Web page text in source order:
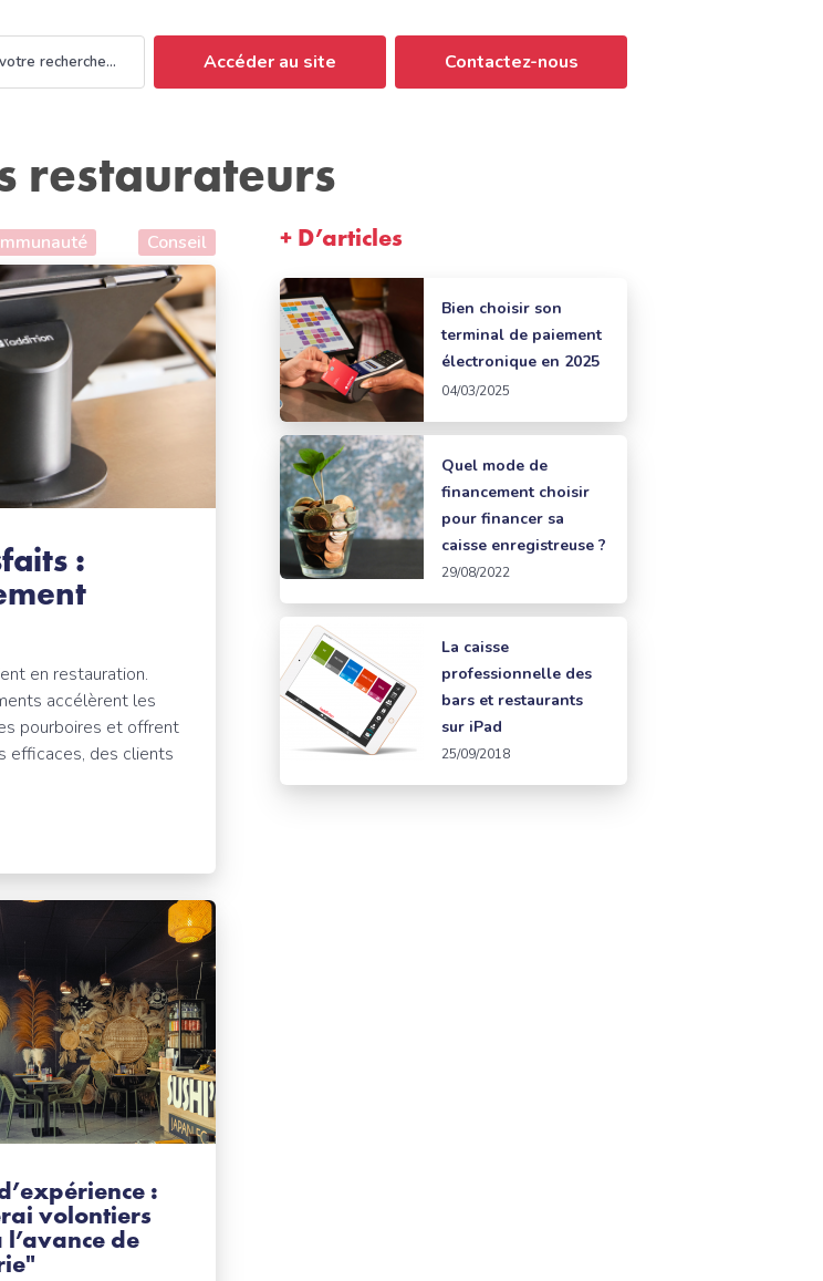
Accéder au site Contactez-nous
restaurateurs
Conseil
:
en restauration.
accélèrent les
pourboires et offrent
efficaces, des clients
:
volontiers
de
+ D’articles
Bien choisir son
terminal de paiement
électronique en 2025
04/03/2025
Quel mode de
financement choisir
pour financer sa
caisse enregistreuse ?
29/08/2022
La caisse
professionnelle des
bars et restaurants
sur iPad
25/09/2018